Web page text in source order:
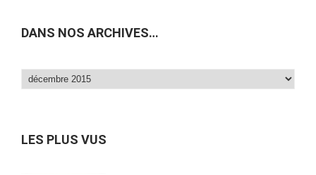
DANS NOS ARCHIVES…
Dans
LES PLUS VUS